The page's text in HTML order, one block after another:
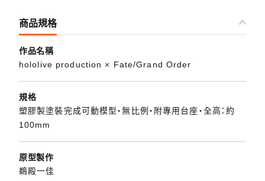
商品規格
作品名稱
hololive production × Fate/Grand Order
規格
塑膠製塗裝完成可動模型・無比例・附專用台座・全高：約
100mm
原型製作
鵜殿一佳